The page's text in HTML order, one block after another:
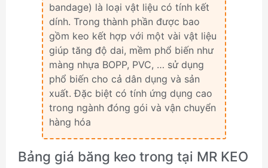
bandage) là loại vật liệu có tính kết
dính. Trong thành phần được bao
gồm keo kết hợp với một vài vật liệu
giúp tăng độ dai, mềm phổ biến như
màng nhựa BOPP, PVC, … sử dụng
phổ biến cho cả dân dụng và sản
xuất. Đặc biệt có tính ứng dụng cao
trong ngành đóng gói và vận chuyển
hàng hóa
Bảng giá băng keo trong tại MR KEO